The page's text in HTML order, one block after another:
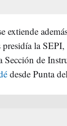
extiende
la
Sección de
desde Punta